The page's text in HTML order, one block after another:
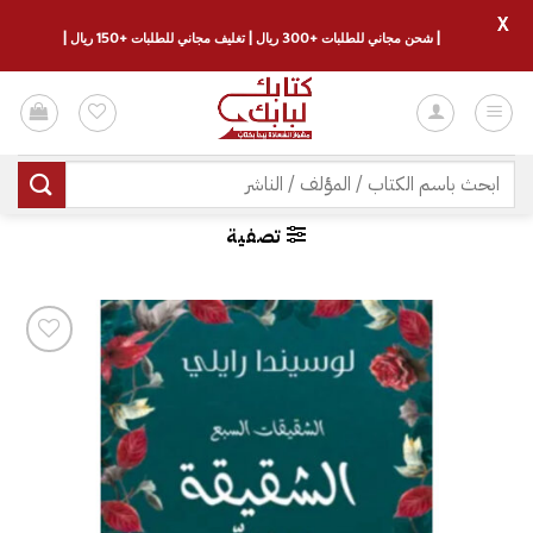
للمحتوى
البحث
عن:
تصفية
| شحن مجاني للطلبات +300 ريال | تغليف مجاني للطلبات +150 ريال |
X